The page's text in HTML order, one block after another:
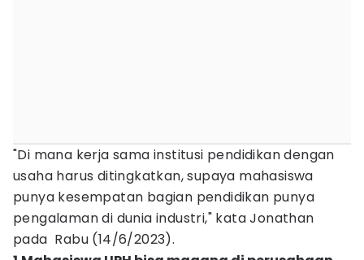
"Di mana kerja sama institusi pendidikan dengan
usaha harus ditingkatkan, supaya mahasiswa
punya kesempatan bagian pendidikan punya
pengalaman di dunia industri," kata Jonathan
pada Rabu (14/6/2023).